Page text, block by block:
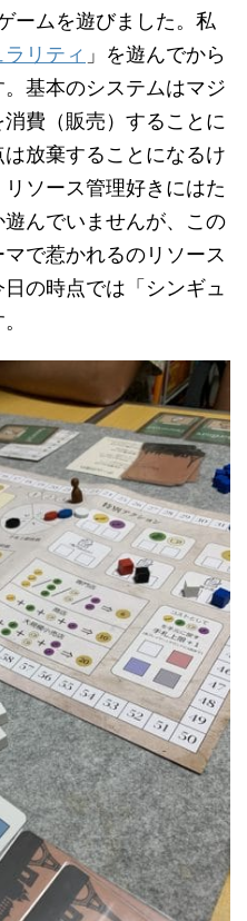
ームを遊びました。私
リティ 」を遊んでから
基本のシステムはマジ
費（販売）することに
放棄することになるけ
ソース管理好きにはた
んでいませんが、この
で惹かれるのリソース
の時点では「シンギュ